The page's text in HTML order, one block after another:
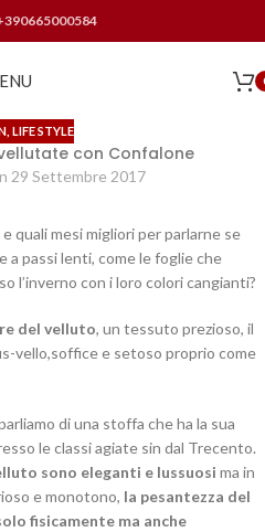
LIFE STYLE
con Confalone
29 Settembre 2017
quali mesi migliori per parlarne se
passi lenti, come le foglie che
l’inverno con i loro colori cangianti?
del velluto, un tessuto prezioso, il
vello,soffice e setoso proprio come
di una stoffa che ha la sua
le classi agiate sin dal Trecento.
sono eleganti e lussuosi ma in
e monotono, la pesantezza del
fisicamente ma anche